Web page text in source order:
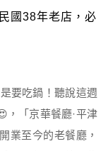
國38年老店，必
要吃鍋！聽說這週
，「京華餐廳·平津
業至今的老餐廳，